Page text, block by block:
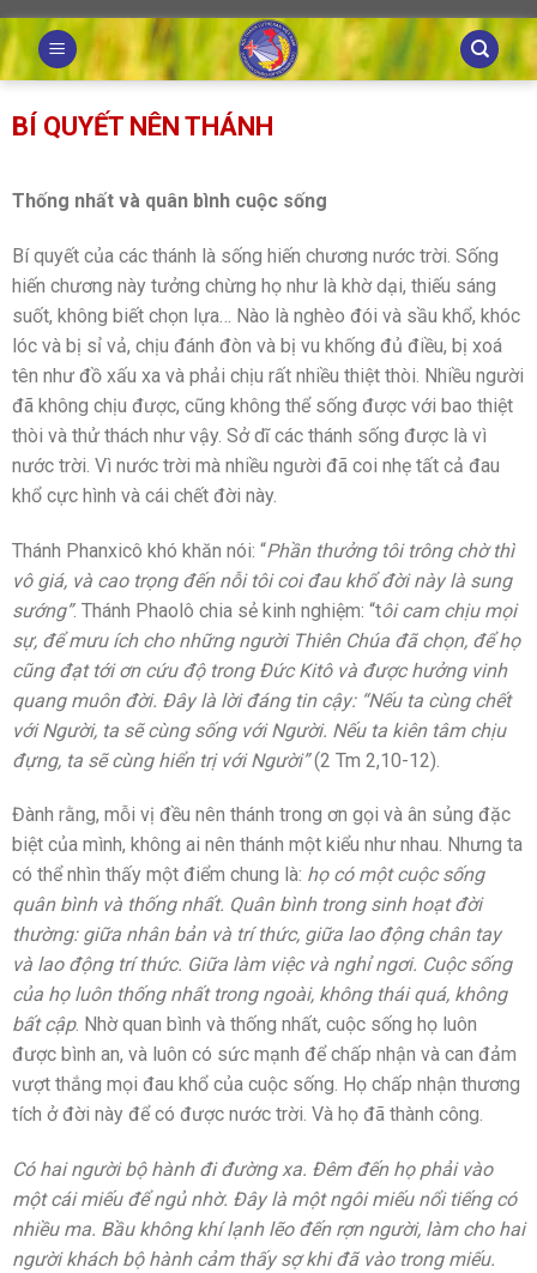
Skip
to
content
BÍ QUYẾT NÊN THÁNH
Thống nhất và quân bình cuộc sống
Bí quyết của các thánh là sống hiến chương nước trời. Sống
hiến chương này tưởng chừng họ như là khờ dại, thiếu sáng
suốt, không biết chọn lựa… Nào là nghèo đói và sầu khổ, khóc
lóc và bị sỉ vả, chịu đánh đòn và bị vu khống đủ điều, bị xoá
tên như đồ xấu xa và phải chịu rất nhiều thiệt thòi. Nhiều người
đã không chịu được, cũng không thể sống được với bao thiệt
thòi và thử thách như vậy. Sở dĩ các thánh sống được là vì
nước trời. Vì nước trời mà nhiều người đã coi nhẹ tất cả đau
khổ cực hình và cái chết đời này.
Thánh Phanxicô khó khăn nói: “Phần thưởng tôi trông chờ thì
vô giá, và cao trọng đến nỗi tôi coi đau khổ đời này là sung
sướng”. Thánh Phaolô chia sẻ kinh nghiệm: “tôi cam chịu mọi
sự, để mưu ích cho những người Thiên Chúa đã chọn, để họ
cũng đạt tới ơn cứu độ trong Đức Kitô và được hưởng vinh
quang muôn đời. Đây là lời đáng tin cậy: “Nếu ta cùng chết
với Người, ta sẽ cùng sống với Người. Nếu ta kiên tâm chịu
đựng, ta sẽ cùng hiển trị với Người”(2 Tm 2,10-12).
Đành rằng, mỗi vị đều nên thánh trong ơn gọi và ân sủng đặc
biệt của mình, không ai nên thánh một kiểu như nhau. Nhưng ta
có thể nhìn thấy một điểm chung là: họ có một cuộc sống
quân bình và thống nhất. Quân bình trong sinh hoạt đời
thường: giữa nhân bản và trí thức, giữa lao động chân tay
và lao động trí thức. Giữa làm việc và nghỉ ngơi. Cuộc sống
của họ luôn thống nhất trong ngoài, không thái quá, không
bất cập. Nhờ quan bình và thống nhất, cuộc sống họ luôn
được bình an, và luôn có sức mạnh để chấp nhận và can đảm
vượt thắng mọi đau khổ của cuộc sống. Họ chấp nhận thương
tích ở đời này để có được nước trời. Và họ đã thành công.
Có hai người bộ hành đi đường xa. Đêm đến họ phải vào
một cái miếu để ngủ nhờ. Đây là một ngôi miếu nổi tiếng có
nhiều ma. Bầu không khí lạnh lẽo đến rợn người, làm cho hai
người khách bộ hành cảm thấy sợ khi đã vào trong miếu.